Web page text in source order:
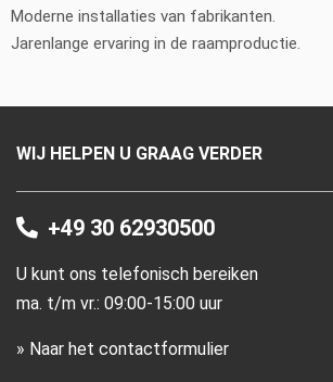
Moderne installaties van fabrikanten.
Jarenlange ervaring in de raamproductie.
WIJ HELPEN U GRAAG VERDER
+49 30 62930500
U kunt ons telefonisch bereiken
ma. t/m vr.: 09:00-15:00 uur
» Naar het contactformulier